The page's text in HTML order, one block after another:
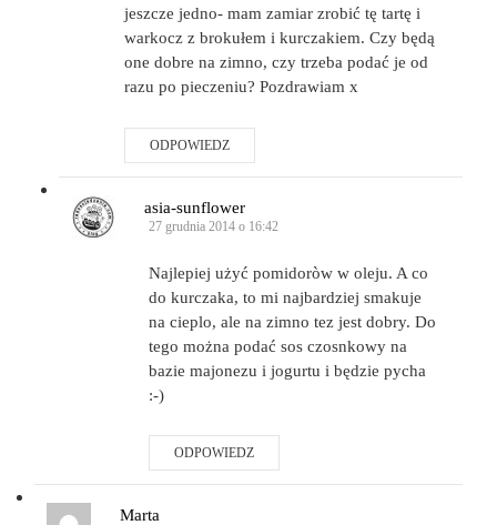
jeszcze jedno- mam zamiar zrobić tę tartę i
warkocz z brokułem i kurczakiem. Czy będą
one dobre na zimno, czy trzeba podać je od
razu po pieczeniu? Pozdrawiam x
ODPOWIEDZ
asia-sunflower
27 grudnia 2014 o 16:42
Najlepiej użyć pomidoròw w oleju. A co
do kurczaka, to mi najbardziej smakuje
na cieplo, ale na zimno tez jest dobry. Do
tego można podać sos czosnkowy na
bazie majonezu i jogurtu i będzie pycha
:-)
ODPOWIEDZ
Marta